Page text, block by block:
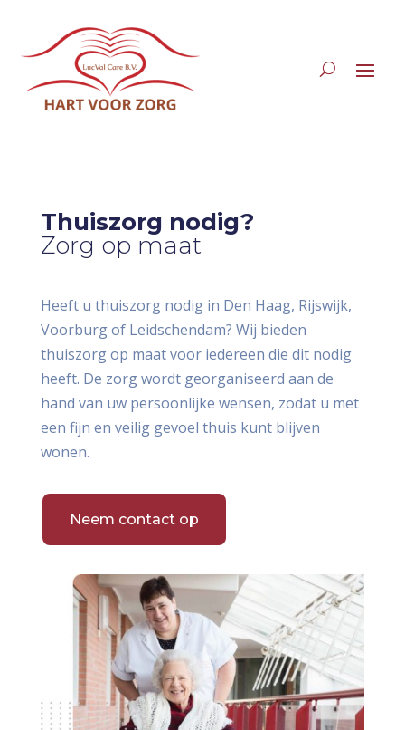
Thuiszorg nodig?
Zorg op maat
Heeft u thuiszorg nodig in Den Haag, Rijswijk,
Voorburg of Leidschendam? Wij bieden
thuiszorg op maat voor iedereen die dit nodig
heeft. De zorg wordt georganiseerd aan de
hand van uw persoonlijke wensen, zodat u met
een fijn en veilig gevoel thuis kunt blijven
wonen.
Neem contact op